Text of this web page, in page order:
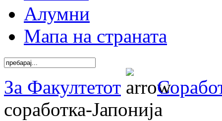
Алумни
Мапа на страната
За Факултетот
соработка-Јапонија